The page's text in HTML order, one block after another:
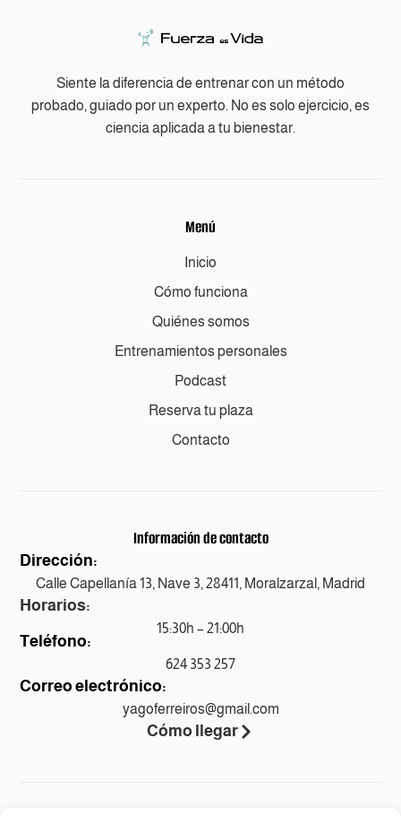
Siente la diferencia de entrenar con un método
probado, guiado por un experto. No es solo ejercicio, es
ciencia aplicada a tu bienestar.
Menú
Inicio
Cómo funciona
Quiénes somos
Entrenamientos personales
Podcast
Reserva tu plaza
Contacto
Información de contacto
Dirección:
Calle Capellanía 13, Nave 3, 28411, Moralzarzal, Madrid
Horarios:
15:30h – 21:00h
Teléfono:
624 353 257
Correo electrónico:
yagoferreiros@gmail.com
Cómo llegar